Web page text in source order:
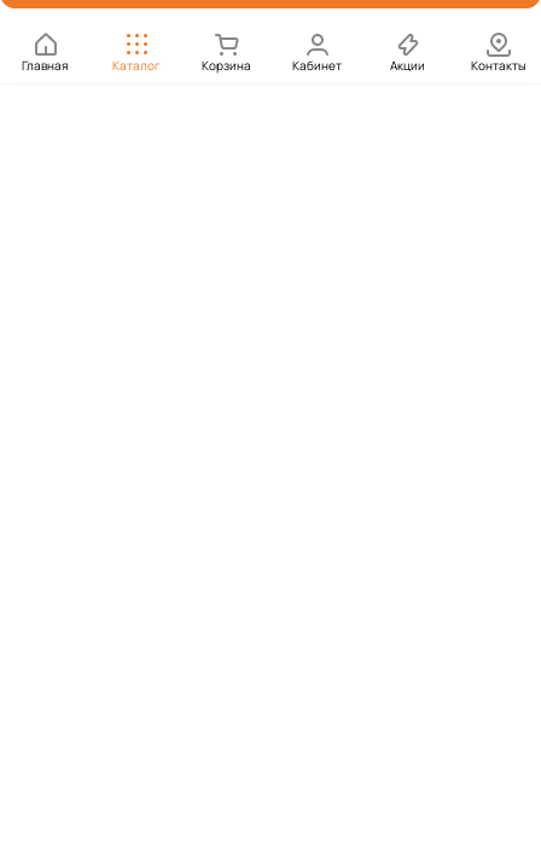
Главная Каталог Корзина Кабинет Акции Контакты